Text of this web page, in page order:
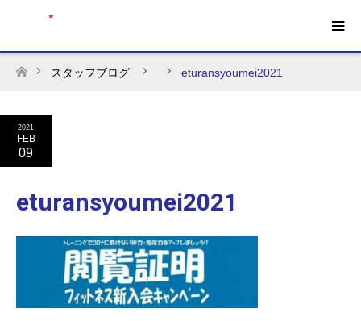
ホーム
スタッフブログ eturansyoumei2021
2021
FEB
09
eturansyoumei2021